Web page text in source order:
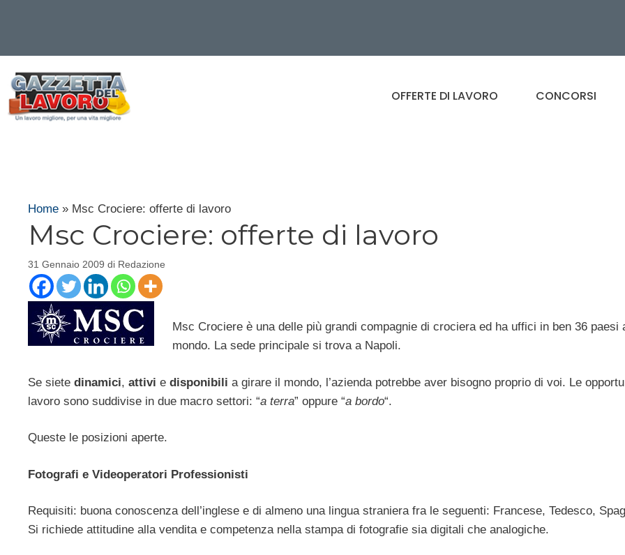
contenuto
OFFERTE DI LAVORO CONCORSI
Home » Msc Crociere: offerte di lavoro
Msc Crociere: offerte di lavoro
31 Gennaio 2009 di Redazione
Msc Crociere è una delle più grandi compagnie di crociera ed ha uffici in ben 36 paesi
mondo. La sede principale si trova a Napoli.
Se siete dinamici, attivi e disponibili a girare il mondo, l’azienda potrebbe aver bisogno proprio di voi. Le
lavoro sono suddivise in due macro settori: “a terra” oppure “a bordo“.
Queste le posizioni aperte.
Fotografi e Videoperatori Professionisti
Requisiti: buona conoscenza dell’inglese e di almeno una lingua straniera fra le seguenti: Francese, Tedesco,
Si richiede attitudine alla vendita e competenza nella stampa di fotografie sia digitali che analogiche.